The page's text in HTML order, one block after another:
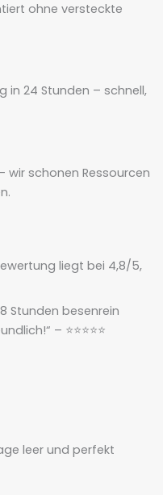
ohne versteckte
in 24 Stunden – schnell,
wir schonen Ressourcen
liegt bei 4,8/5,
Stunden besenrein
– ⭐⭐⭐⭐⭐
leer und perfekt